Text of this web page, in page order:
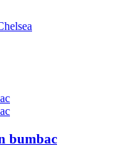
bumbac